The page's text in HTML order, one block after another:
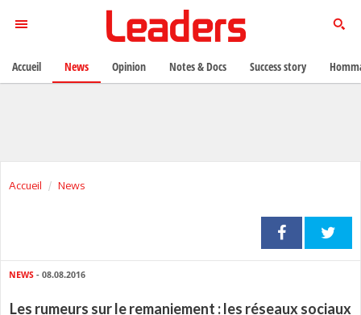
Accueil News
NEWS - 08.08.2016
Les rumeurs sur le remaniement : les réseaux sociaux
Accueil News Opinion Notes & Docs Success story